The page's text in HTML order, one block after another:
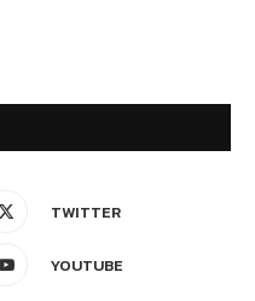
TWITTER
YOUTUBE